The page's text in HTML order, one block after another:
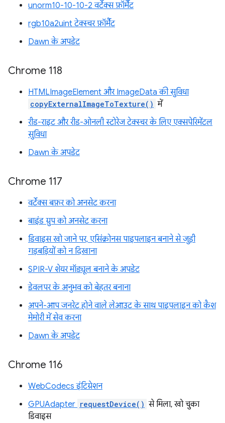
unorm10-10-10-2 वर्टेक्स फ़ॉर्मैट
rgb10a2uint टेक्स्चर फ़ॉर्मैट
Dawn के अपडेट
Chrome 118
HTMLImageElement और ImageData की सुविधा
copyExternalImageToTexture() में
रीड-राइट और रीड-ओनली स्टोरेज टेक्स्चर के लिए एक्सपेरिमेंटल
सुविधा
Dawn के अपडेट
Chrome 117
वर्टेक्स बफ़र को अनसेट करना
बाइंड ग्रुप को अनसेट करना
डिवाइस खो जाने पर, एसिंक्रोनस पाइपलाइन बनाने से जुड़ी
गड़बड़ियों को न दिखाना
SPIR-V शेयर मॉड्यूल बनाने के अपडेट
डेवलपर के अनुभव को बेहतर बनाना
अपने-आप जनरेट होने वाले लेआउट के साथ पाइपलाइन को कैश
मेमोरी में सेव करना
Dawn के अपडेट
Chrome 116
WebCodecs इंटिग्रेशन
GPUAdapter requestDevice() से मिला, खो चुका
डिवाइस